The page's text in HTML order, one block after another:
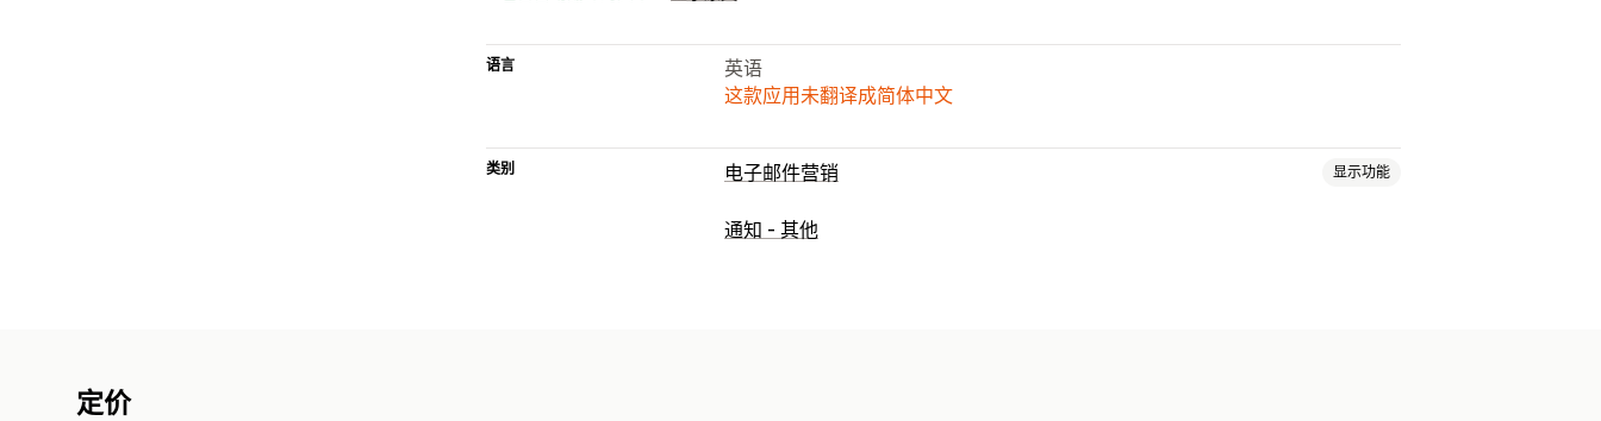
语言
英语
这款应用未翻译成简体中文
类别 电子邮件营销 显示功能
宣传活动类型
通知 - 其他
定价